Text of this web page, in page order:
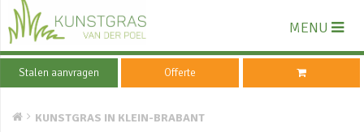
MENU
Stalen aanvragen Offerte
KUNSTGRAS IN KLEIN-BRABANT